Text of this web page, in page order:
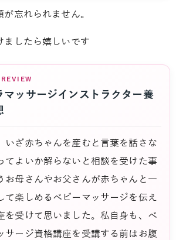
忘れられません。
ましたら嬉しいです
マッサージインストラクター養
いざ赤ちゃんを産むと言葉を話さな
てよいか解らないと相談を受けた事
お母さんやお父さんが赤ちゃんと一
て楽しめるベビーマッサージを伝え
を受けて思いました。私自身も、ベ
サージ資格講座を受講する前はお腹